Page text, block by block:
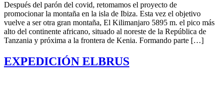
Después del parón del covid, retomamos el proyecto de
promocionar la montaña en la isla de Ibiza. Esta vez el objetivo
vuelve a ser otra gran montaña, El Kilimanjaro 5895 m. el pico más
alto del continente africano, situado al noreste de la República de
Tanzania y próxima a la frontera de Kenia. Formando parte […]
EXPEDICIÓN ELBRUS